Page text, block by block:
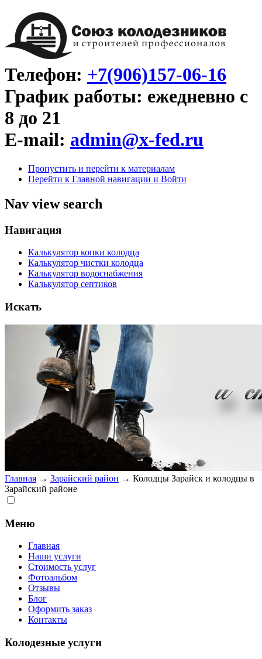
Телефон: +7(906)157-06-16
График работы: ежедневно с
8 до 21
E-mail: admin@x-fed.ru
Пропустить и перейти к материалам
Перейти к Главной навигации и Войти
Nav view search
Навигация
Калькулятор копки колодца
Калькулятор чистки колодца
Калькулятор водоснабжения
Калькулятор септиков
Искать
Главная → Зарайский район → Колодцы Зарайск и колодцы в
Зарайский районе
Меню
Главная
Наши услуги
Стоимость услуг
Фотоальбом
Отзывы
Блог
Оформить заказ
Контакты
Колодезные услуги